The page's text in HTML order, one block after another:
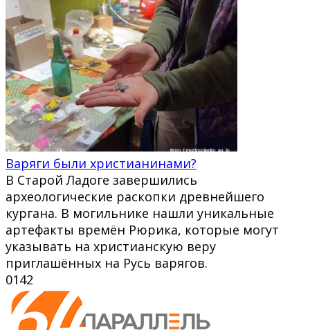
Варяги были христианинами?
В Старой Ладоге завершились
археологические раскопки древнейшего
кургана. В могильнике нашли уникальные
артефакты времён Рюрика, которые могут
указывать на христианскую веру
приглашённых на Русь варягов.
0142